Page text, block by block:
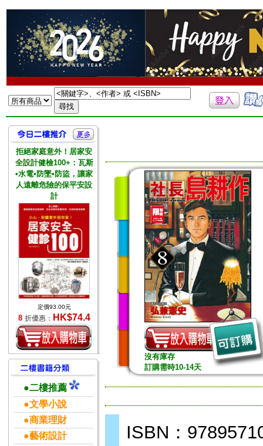
拒絕家庭意外！居家安
全設計健檢100+：瓦斯
•水電•防墜•防盜，讓家
人遠離危險的保平安設
計
定價93.00元
8 折優惠： HK$74.4
●二樓推薦
●文學小說
●商業理財
●藝術設計
沒有庫存
訂購需時10-14天
ISBN：